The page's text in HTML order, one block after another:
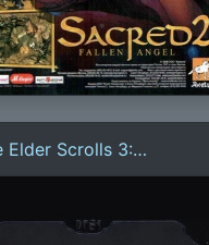
Elder Scrolls 3: